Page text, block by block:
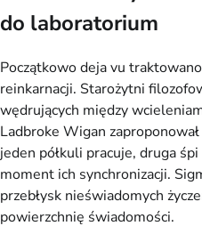
do laboratorium
Początkowo deja vu
reinkarnacji. Starożytni
wędrujących między
Ladbroke Wigan
jeden półkuli pracuje, druga
moment ich synchronizacji.
przebłysk nieświadomych
powierzchnię świadomości.